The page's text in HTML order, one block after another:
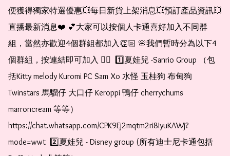
便獲得獨家特選優惠💥每日新貨上架消息💥預訂產品資訊💥
直播最新消息❤️ 💕大家可以按個人卡通喜好加入不同群
組，當然亦歡迎4個群組都加入👏🏻 🌸我們暫時分為以下4
個群組，按連結即可加入 👇🏻  1️⃣夏娃兒 -Sanrio Group （包
括Kitty melody Kuromi PC Sam Xo 水怪 玉桂狗 布甸狗
Twinstars 馬騮仔 大口仔 Keroppi 鴨仔 cherrychums
marroncream 等等）
https://chat.whatsapp.com/CPK9Ej2mqtm2ri8IyuKAWj?
mode=wwt  2️⃣夏娃兒 - Disney group (所有迪士尼卡通包括